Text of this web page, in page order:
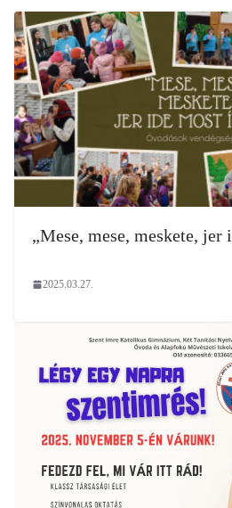
„Mese, mese, meskete,
2025.03.27.